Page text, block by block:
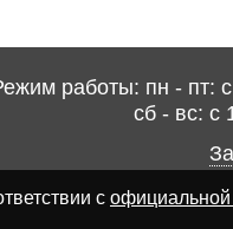
работы: пн - пт:
сб - вс: с
с официальной